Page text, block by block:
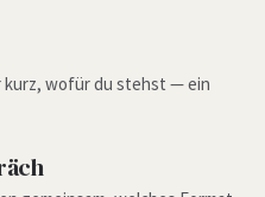
kurz, wofür du stehst — ein